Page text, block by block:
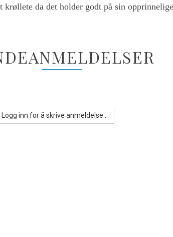
da det holder godt på sin
Logg inn for å skrive anmeldelse...